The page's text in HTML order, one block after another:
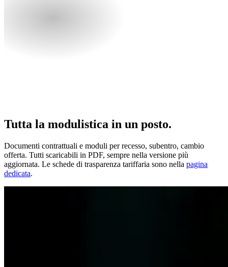
Tutta la modulistica in un posto.
Documenti contrattuali e moduli per recesso, subentro, cambio
offerta. Tutti scaricabili in PDF, sempre nella versione più
aggiornata. Le schede di trasparenza tariffaria sono nella pagina
dedicata.